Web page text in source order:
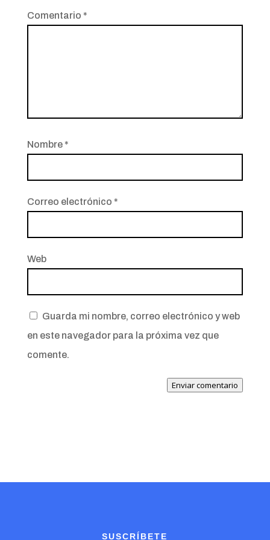
Comentario *
Nombre *
Correo electrónico *
Web
Guarda mi nombre, correo electrónico y web
en este navegador para la próxima vez que
comente.
Enviar comentario
SUSCRÍBETE